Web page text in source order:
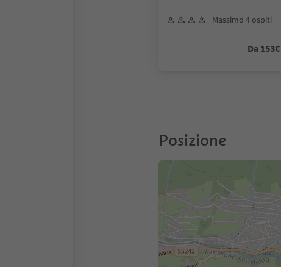
Massimo 4 ospiti
Da 153€
Posizione